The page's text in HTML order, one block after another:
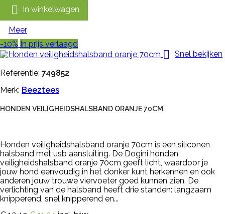
 In winkelwagen
Meer
-10% In prijs verlaagd
 Snel bekijken
Referentie: 749852
Merk: Beeztees
HONDEN VEILIGHEIDSHALSBAND ORANJE 70CM
Honden veiligheidshalsband oranje 70cm is een siliconen
halsband met usb aansluiting. De Dogini honden
veiligheidshalsband oranje 70cm geeft licht, waardoor je
jouw hond eenvoudig in het donker kunt herkennen en ook
anderen jouw trouwe viervoeter goed kunnen zien. De
verlichting van de halsband heeft drie standen: langzaam
knipperend, snel knipperend en...